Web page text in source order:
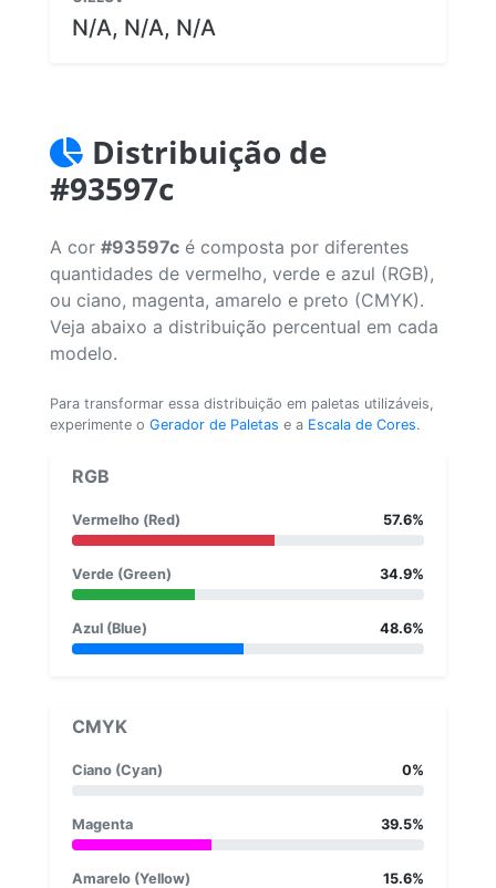
N/A, N/A, N/A
Distribuição de
#93597c
A cor #93597c é composta por diferentes
quantidades de vermelho, verde e azul (RGB),
ou ciano, magenta, amarelo e preto (CMYK).
Veja abaixo a distribuição percentual em cada
modelo.
Para transformar essa distribuição em paletas utilizáveis,
experimente o Gerador de Paletas e a Escala de Cores.
RGB
Vermelho (Red) 57.6%
Verde (Green) 34.9%
Azul (Blue) 48.6%
CMYK
Ciano (Cyan) 0%
Magenta 39.5%
Amarelo (Yellow) 15.6%